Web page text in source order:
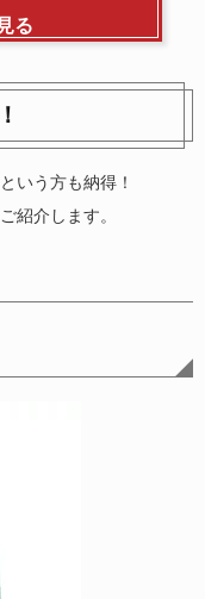
る
いう方も納得！
紹介します。